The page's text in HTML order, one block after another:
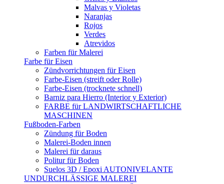
Malvas y Violetas
Naranjas
Rojos
Verdes
Atrevidos
Farben für Malerei
Farbe für Eisen
Zündvorrichtungen für Eisen
Farbe-Eisen (streift oder Rolle)
Farbe-Eisen (trocknete schnell)
Barniz para Hierro (Interior y Exterior)
FARBE für LANDWIRTSCHAFTLICHE
MASCHINEN
Fußboden-Farben
Zündung für Boden
Malerei-Boden innen
Malerei für daraus
Politur für Boden
Suelos 3D / Epoxi AUTONIVELANTE
UNDURCHLÄSSIGE MALEREI